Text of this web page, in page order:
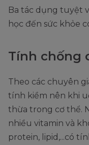
Ba tác dụng tuyệt
học đến sức khỏe
Tính chống
Theo các chuyên
tính kiềm nên khi
thừa trong cơ thể.
nhiều vitamin và
protein, lipid,...có